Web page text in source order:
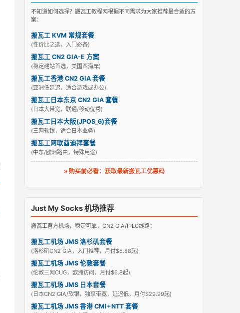
不知道如何选择？搬瓦工教程网根据不同需求为大家推荐最合适的方
案：
搬瓦工 KVM 常规套餐
(性价比之选，入门必备)
搬瓦工 CN2 GIA-E 方案
(稳定建站首选，美国西海岸)
搬瓦工香港 CN2 GIA 套餐
(亚洲低延迟，适合游戏或办公)
搬瓦工日本东京 CN2 GIA 套餐
(日本大带宽，联通/移动优秀)
搬瓦工日本大阪(JPOS_6)套餐
(三网软银，适合日本业务)
搬瓦工阿联酋迪拜套餐
(中东/欧洲路由，特殊用途)
» 购买前必看：获取最新搬瓦工优惠码
Just My Socks 机场推荐
搬瓦工官方机场，稳定可靠，CN2 GIA/IPLC线路：
搬瓦工机场 JMS 洛杉矶套餐
(洛杉矶CN2 GIA，入门推荐，月付$5.88起)
搬瓦工机场 JMS 伦敦套餐
(伦敦三网CUG，欧洲访问，月付$6.8起)
搬瓦工机场 JMS 日本套餐
(日本CN2 GIA/软银，独享带宽，延迟低，月付$29.99起)
搬瓦工机场 JMS 香港 CMI+NTT 套餐